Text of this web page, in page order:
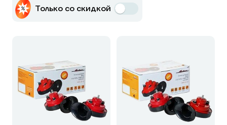
Только со скидкой